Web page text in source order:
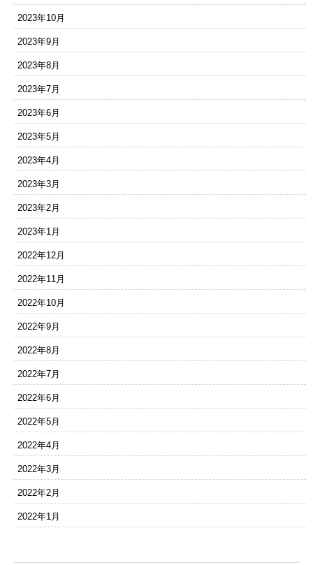
2023年10月
2023年9月
2023年8月
2023年7月
2023年6月
2023年5月
2023年4月
2023年3月
2023年2月
2023年1月
2022年12月
2022年11月
2022年10月
2022年9月
2022年8月
2022年7月
2022年6月
2022年5月
2022年4月
2022年3月
2022年2月
2022年1月